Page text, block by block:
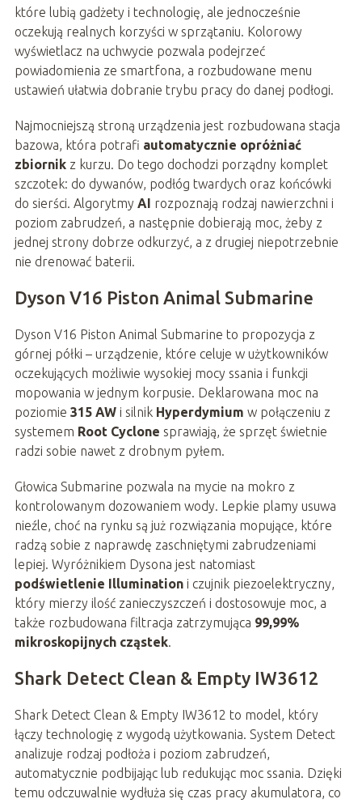
które lubią gadżety i technologię, ale jednocześnie
oczekują realnych korzyści w sprzątaniu. Kolorowy
wyświetlacz na uchwycie pozwala podejrzeć
powiadomienia ze smartfona, a rozbudowane menu
ustawień ułatwia dobranie trybu pracy do danej podłogi.
Najmocniejszą stroną urządzenia jest rozbudowana stacja
bazowa, która potrafi automatycznie opróżniać
zbiornikz kurzu. Do tego dochodzi porządny komplet
szczotek: do dywanów, podłóg twardych oraz końcówki
do sierści. Algorytmy AI rozpoznają rodzaj nawierzchni i
poziom zabrudzeń, a następnie dobierają moc, żeby z
jednej strony dobrze odkurzyć, a z drugiej niepotrzebnie
nie drenować baterii.
Dyson V16 Piston Animal Submarine
Dyson V16 Piston Animal Submarine to propozycja z
górnej półki – urządzenie, które celuje w użytkowników
oczekujących możliwie wysokiej mocy ssania i funkcji
mopowania w jednym korpusie. Deklarowana moc na
poziomie 315 AWi silnik Hyperdymium w połączeniu z
systemem Root Cyclone sprawiają, że sprzęt świetnie
radzi sobie nawet z drobnym pyłem.
Głowica Submarine pozwala na mycie na mokro z
kontrolowanym dozowaniem wody. Lepkie plamy usuwa
nieźle, choć na rynku są już rozwiązania mopujące, które
radzą sobie z naprawdę zaschniętymi zabrudzeniami
lepiej. Wyróżnikiem Dysona jest natomiast
podświetlenie Illuminationi czujnik piezoelektryczny,
który mierzy ilość zanieczyszczeń i dostosowuje moc, a
także rozbudowana filtracja zatrzymująca 99,99%
mikroskopijnych cząstek.
Shark Detect Clean & Empty IW3612
Shark Detect Clean & Empty IW3612 to model, który
łączy technologię z wygodą użytkowania. System Detect
analizuje rodzaj podłoża i poziom zabrudzeń,
automatycznie podbijając lub redukując moc ssania. Dzięki
temu odczuwalnie wydłuża się czas pracy akumulatora, co